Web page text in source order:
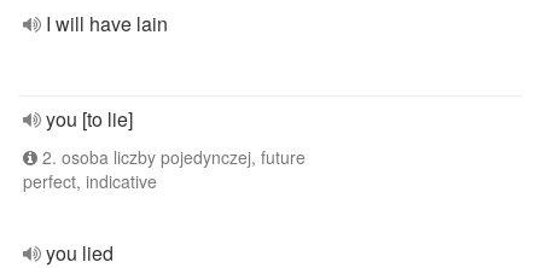
I will have lain
you [to lie]
2. osoba liczby pojedynczej, future
perfect, indicative
you lied